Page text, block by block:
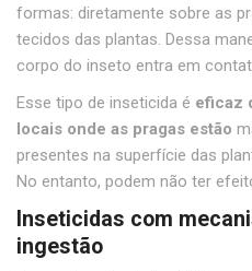
formas: diretamente sobre as
tecidos das plantas. Dessa
corpo do inseto entra em
Esse tipo de inseticida é eficaz
locais onde as pragas estão
presentes na superfície das
No entanto, podem não ter
Inseticidas com
ingestão